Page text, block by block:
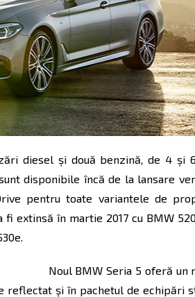
diesel şi două benzină, de 4 şi
disponibile încă de la lansare
pentru toate variantele de
extinsă în martie 2017 cu BMW
Noul BMW Seria 5 oferă
reflectat şi în pachetul de echipări